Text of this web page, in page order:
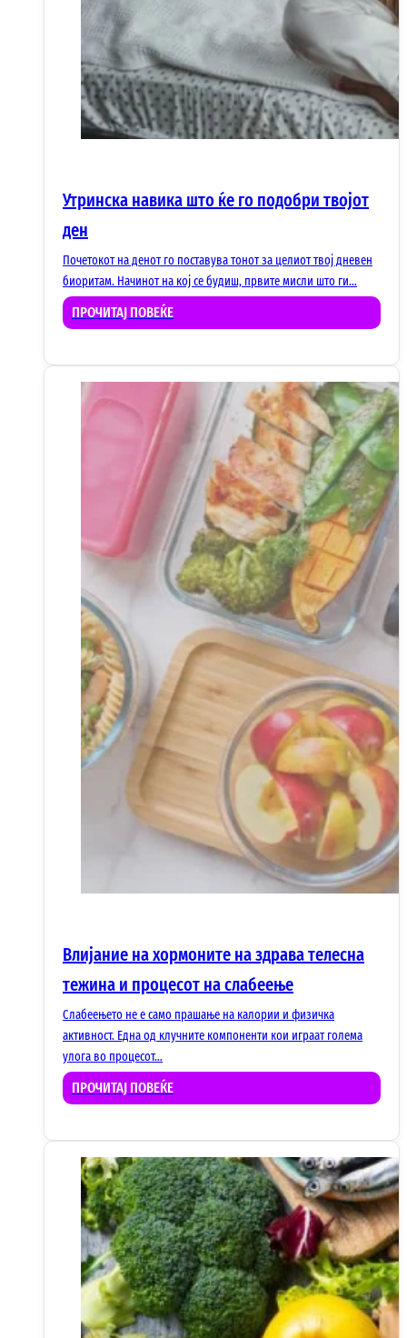
Утринска навика што ќе го подобри твојот
ден
Почетокот на денот го поставува тонот за целиот твој дневен
биоритам. Начинот на кој се будиш, првите мисли што ги…
ПРОЧИТАЈ ПОВЕЌЕ
Влијание на хормоните на здрава телесна
тежина и процесот на слабеење
Слабеењето не е само прашање на калории и физичка
активност. Една од клучните компоненти кои играат голема
улога во процесот…
ПРОЧИТАЈ ПОВЕЌЕ